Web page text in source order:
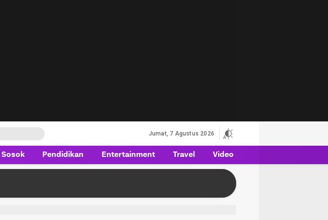
Jumat, 7 Agustus 2026
Sosok Pendidikan Entertainment Travel Video